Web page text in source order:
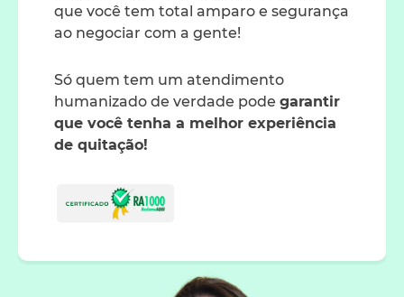
que você tem total amparo e segurança
ao negociar com a gente!
Só quem tem um atendimento
humanizado de verdade pode garantir
que você tenha a melhor experiência
de quitação!